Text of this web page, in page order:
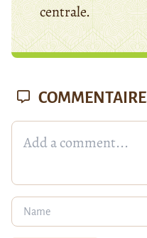
centrale.